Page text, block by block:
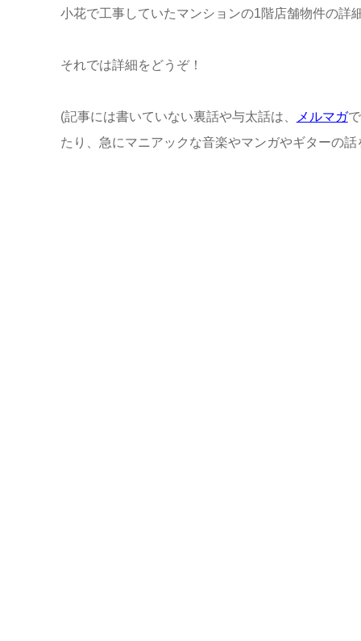
小花で工事していたマンションの1階店舗物件の詳
それでは詳細をどうぞ！
(記事には書いていない裏話や与太話は、 メルマガ
たり、急にマニアックな音楽やマンガやギターの